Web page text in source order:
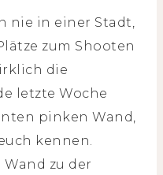
nie in einer Stadt,
zum Shooten
die
letzte Woche
pinken Wand,
kennen.
zu der